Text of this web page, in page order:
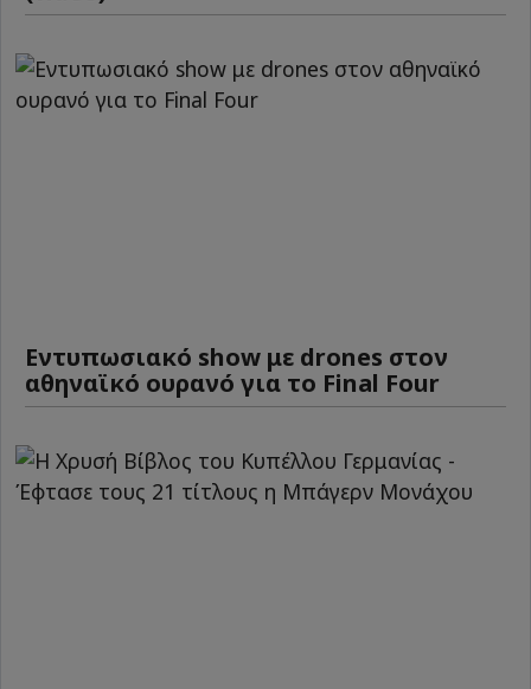
Εντυπωσιακό show με drones στον
αθηναϊκό ουρανό για το Final Four